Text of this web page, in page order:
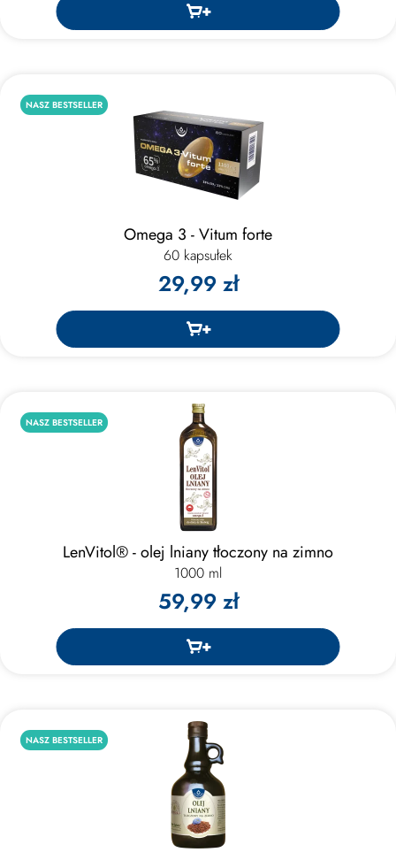
NASZ BESTSELLER
Omega 3 - Vitum forte
60 kapsułek
29,99 zł
NASZ BESTSELLER
LenVitol® - olej lniany tłoczony na zimno
1000 ml
59,99 zł
NASZ BESTSELLER